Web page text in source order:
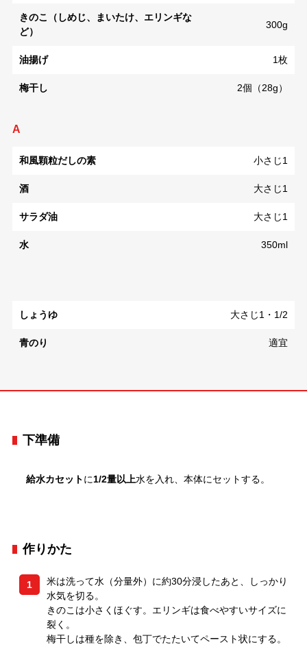
きのこ（しめじ、まいたけ、エリンギな
ど）
300g
油揚げ 1枚
梅干し 2個（28g）
A
和風顆粒だしの素 小さじ1
酒 大さじ1
サラダ油 大さじ1
水 350ml
しょうゆ 大さじ1・1/2
青のり 適宜
下準備
給水カセットに1/2量以上水を入れ、本体にセットする。
作りかた
1
米は洗って水（分量外）に約30分浸したあと、しっかり
水気を切る。
きのこは小さくほぐす。エリンギは食べやすいサイズに
裂く。
梅干しは種を除き、包丁でたたいてペースト状にする。